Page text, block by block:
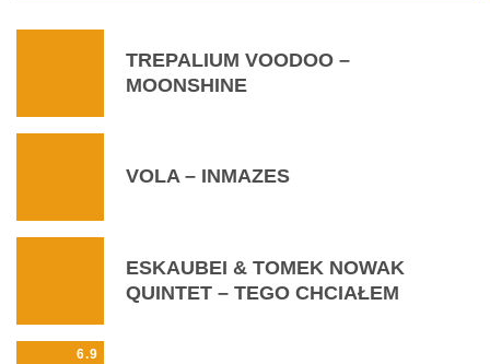
TREPALIUM VOODOO –
MOONSHINE
VOLA – INMAZES
ESKAUBEI & TOMEK NOWAK
QUINTET – TEGO CHCIAŁEM
6.9